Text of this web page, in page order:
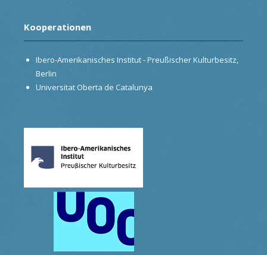
Kooperationen
Ibero-Amerikanisches Institut - Preußischer Kulturbesitz,
Berlin
Universitat Oberta de Catalunya